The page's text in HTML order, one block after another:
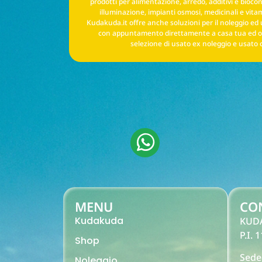
illuminazione, impianti osmosi, medicinali e
Kudakuda.it offre anche soluzioni per il noleggio
con appuntamento direttamente a casa tua ed
selezione di usato ex noleggio e
MENU
Kudakuda
Shop
P.I.